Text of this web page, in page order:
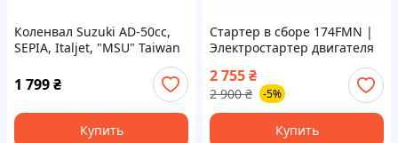
Коленвал Suzuki AD-50cc,
SEPIA, Italjet, "MSU" Taiwan
1 799₴
Купить
Стартер в сборе 174FMN |
Электростартер двигателя
2 755₴
2 900 ₴ -5%
Купить